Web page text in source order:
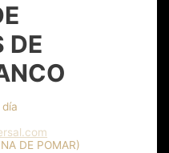
DE
DE POMAR)